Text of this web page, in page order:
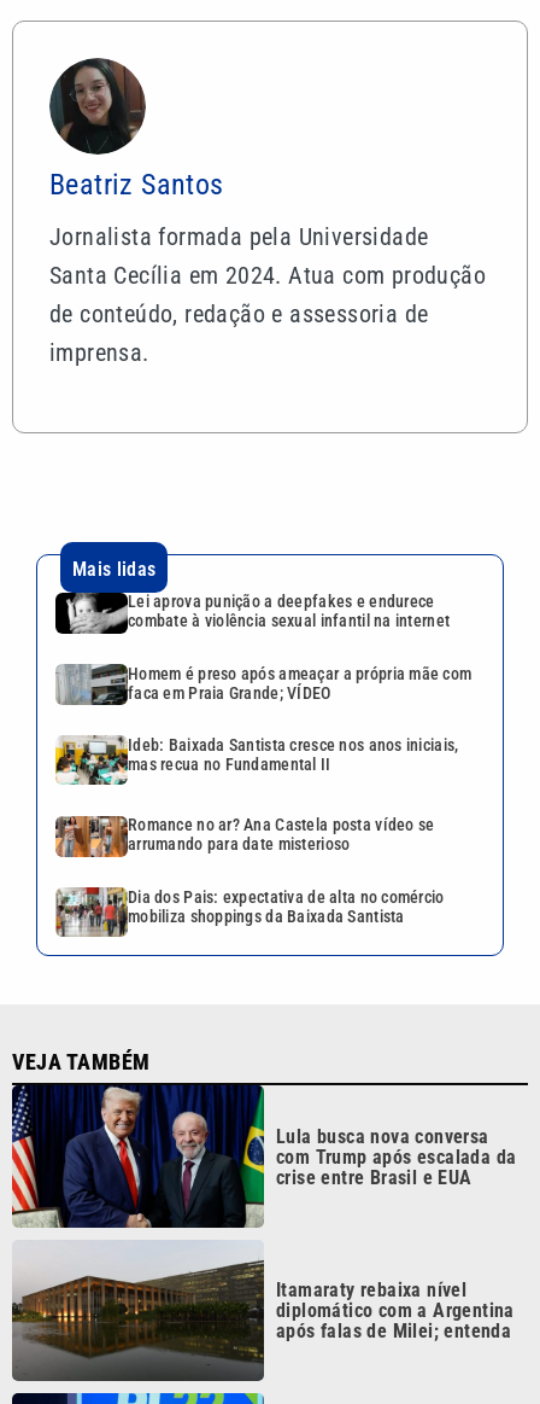
Beatriz Santos
Jornalista formada pela Universidade
Santa Cecília em 2024. Atua com produção
de conteúdo, redação e assessoria de
imprensa.
Mais lidas
Lei aprova punição a deepfakes e endurece
combate à violência sexual infantil na internet
Homem é preso após ameaçar a própria mãe com
faca em Praia Grande; VÍDEO
Ideb: Baixada Santista cresce nos anos iniciais,
mas recua no Fundamental II
Romance no ar? Ana Castela posta vídeo se
arrumando para date misterioso
Dia dos Pais: expectativa de alta no comércio
mobiliza shoppings da Baixada Santista
VEJA TAMBÉM
Lula busca nova conversa
com Trump após escalada da
crise entre Brasil e EUA
Itamaraty rebaixa nível
diplomático com a Argentina
após falas de Milei; entenda